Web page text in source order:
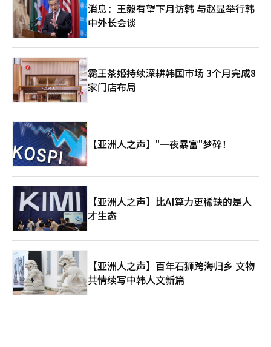
消息：王毅有望下月访韩 与赵显举行韩
中外长会谈
霸王茶姬持续深耕韩国市场 3个月完成8
家门店布局
【亚洲人之声】"一夜暴富"梦碎！
【亚洲人之声】比AI算力更稀缺的是人
才生态
【亚洲人之声】百年石狮跨海归乡 文物
共情续写中韩人文新篇